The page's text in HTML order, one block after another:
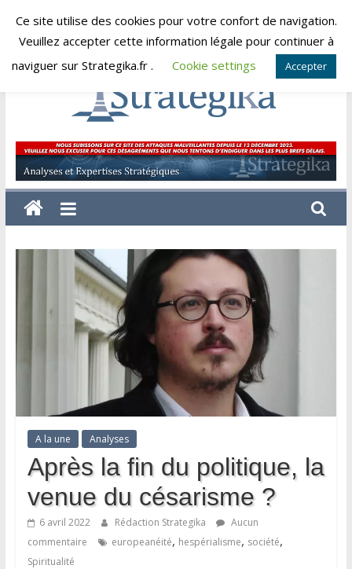
Skip
lundi, août 10, 2026
Strategika
Expertise
et
Analyses
A la une Analyses
Après la fin du politique, la
venue du césarisme ?
6 avril 2022 Rédaction Strategika
Aucun
commentaire
europeanéité, hespérialisme, société,
Spiritualité
Ce site utilise des cookies pour votre confort de navigation.
Veuillez accepter cette information légale pour continuer à
naviguer sur Strategika.fr .
Cookie settings Accepter